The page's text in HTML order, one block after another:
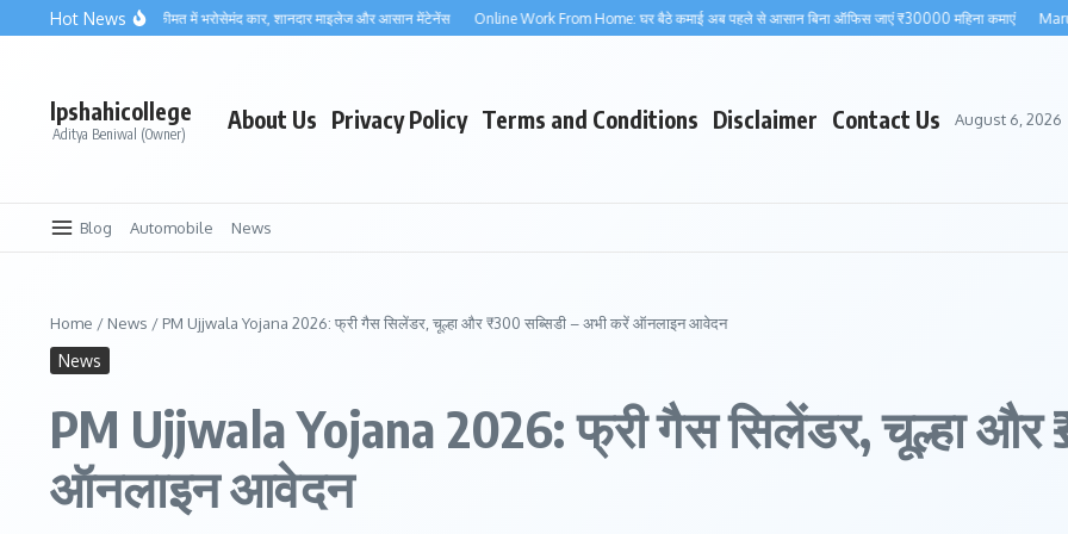
Skip to content
Hot News
2025: कम कीमत में भरोसेमंद कार, शानदार माइलेज और आसान मेंटेनेंस Online Work From Home: घर बैठे कमाई अब पहले से आसान बिना ऑफिस जाएं ₹30000 महिना कमाएं Maruti
lpshahicollege
Aditya Beniwal (Owner) About Us Privacy Policy Terms and Conditions Disclaimer Contact Us August 6, 2026
Blog Automobile News
Home / News / PM Ujjwala Yojana 2026: फ्री गैस सिलेंडर, चूल्हा और ₹300 सब्सिडी – अभी करें ऑनलाइन आवेदन
News
PM Ujjwala Yojana 2026: फ्री गैस सिलेंडर, चूल्हा और
ऑनलाइन आवेदन